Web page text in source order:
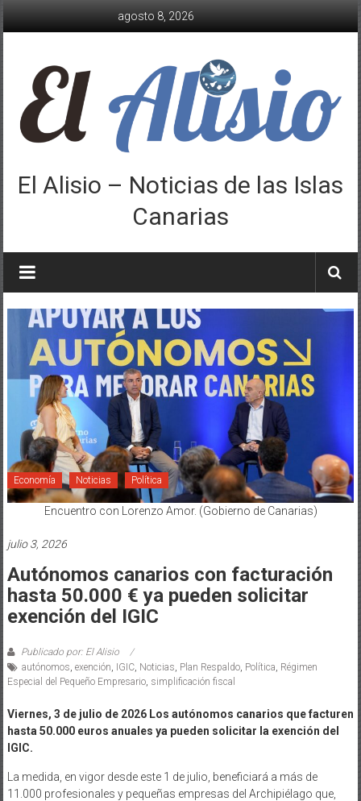
agosto 8, 2026
El Alisio – Noticias de las Islas
Canarias
Economía Noticias Política
Encuentro con Lorenzo Amor. (Gobierno de Canarias)
julio 3, 2026
Autónomos canarios con facturación
hasta 50.000 € ya pueden solicitar
exención del IGIC
Publicado por: El Alisio
autónomos exención IGIC, Noticias Plan Respaldo, Política Régimen
Especial del Pequeño Empresario, simplificación fiscal
Viernes, 3 de julio de 2026 Los autónomos canarios que facturen
hasta 50.000 euros anuales ya pueden solicitar la exención del
IGIC.
La medida, en vigor desde este 1 de julio, beneficiará a más de
11.000 profesionales y pequeñas empresas del Archipiélago que,